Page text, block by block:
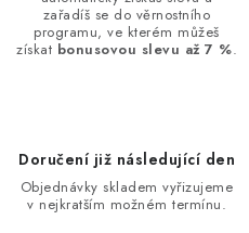
zařadíš se do věrnostního
programu, ve kterém můžeš
získat bonusovou slevu až 7 %.
Doručení již následující den
Objednávky skladem vyřizujeme
v nejkratším možném termínu.